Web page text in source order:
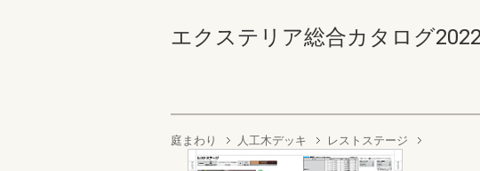
エクステリア総合カタログ
庭まわり 人工木デッキ レストステージ